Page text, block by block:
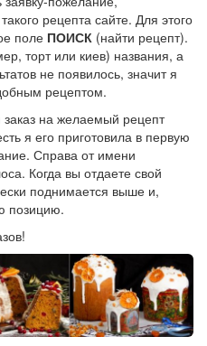
рецепта сайте. Для этого
поле ПОИСК (найти рецепт).
торт или киев) названия, а
не появилось, значит я
рецептом.
на желаемый рецепт
я его приготовила в первую
Справа от имени
Когда вы отдаете свой
поднимается выше и,
позицию.